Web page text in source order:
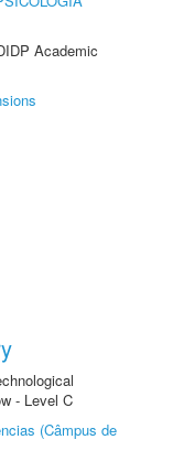
Academic
- Level C
(Câmpus de